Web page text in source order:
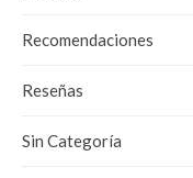
Recomendaciones
Reseñas
Sin Categoría